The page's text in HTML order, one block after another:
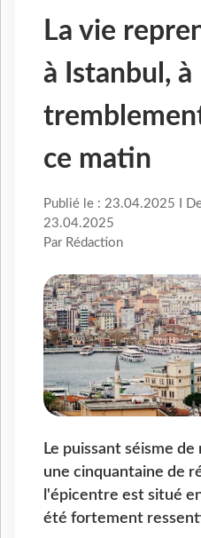
La vie
à Istanbul,
ce matin
Publié le : 23.04.2025 I
23.04.2025
Par Rédaction
Le puissant séisme
une cinquantaine de
l'épicentre est situé
été fortement ressenti